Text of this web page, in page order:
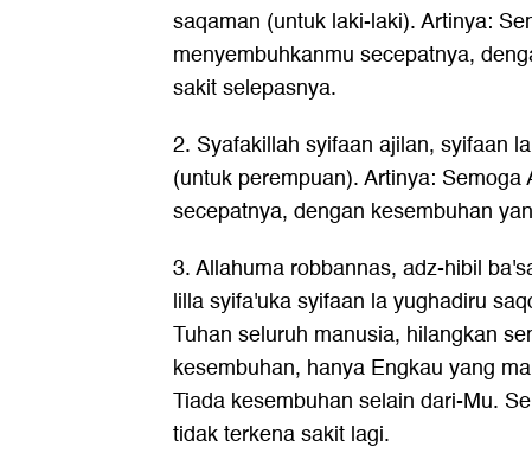
saqaman (untuk laki-laki). Artinya:
menyembuhkanmu secepatnya,
sakit selepasnya.
2. Syafakillah syifaan ajilan, syifaan
(untuk perempuan). Artinya:
secepatnya, dengan kesembuhan
3. Allahuma robbannas, adz-hibil
lilla syifa'uka syifaan la yughadiru
Tuhan seluruh manusia, hilangkan
kesembuhan, hanya Engkau yang
Tiada kesembuhan selain dari-Mu.
tidak terkena sakit lagi.